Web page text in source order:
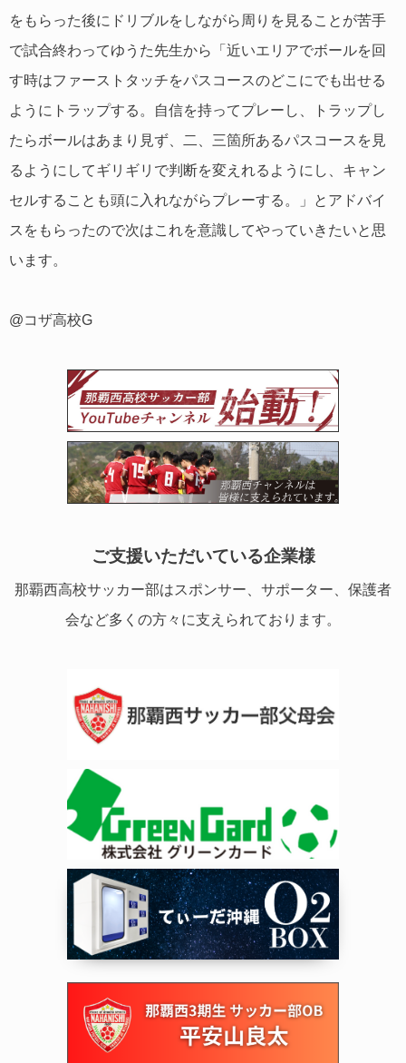
をもらった後にドリブルをしながら周りを見ることが苦手
で試合終わってゆうた先生から「近いエリアでボールを回
す時はファーストタッチをパスコースのどこにでも出せる
ようにトラップする。自信を持ってプレーし、トラップし
たらボールはあまり見ず、二、三箇所あるパスコースを見
るようにしてギリギリで判断を変えれるようにし、キャン
セルすることも頭に入れながらプレーする。」とアドバイ
スをもらったので次はこれを意識してやっていきたいと思
います。
@コザ高校G
ご支援いただいている企業様
那覇西高校サッカー部はスポンサー、サポーター、保護者
会など多くの方々に支えられております。